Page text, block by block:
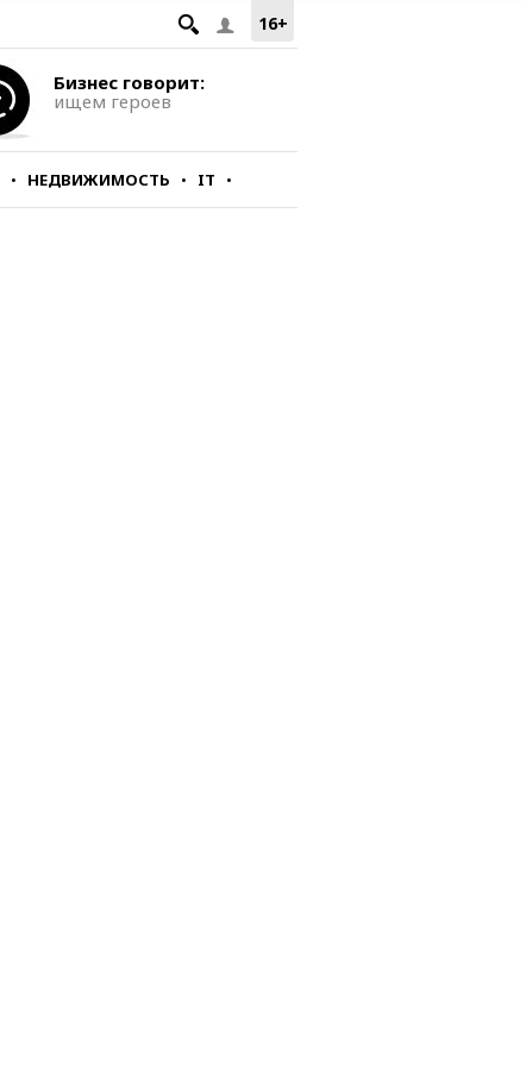
16+
Бизнес говорит:
ищем героев
НЕДВИЖИМОСТЬ IT